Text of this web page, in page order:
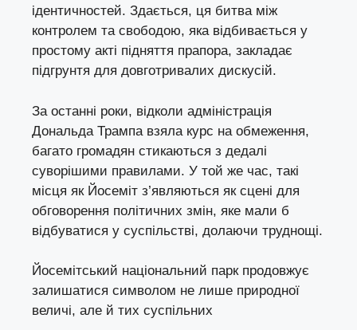
ідентичностей. Здається, ця битва між
контролем та свободою, яка відбивається у
простому акті підняття прапора, закладає
підгрунтя для довготривалих дискусій.
За останні роки, відколи адміністрація
Дональда Трампа взяла курс на обмеження,
багато громадян стикаються з дедалі
суворішими правилами. У той же час, такі
місця як Йосеміт з’являються як сцені для
обговорення політичних змін, яке мали б
відбуватися у суспільстві, долаючи труднощі.
Йосемітський національний парк продовжує
залишатися символом не лише природної
величі, але й тих суспільних